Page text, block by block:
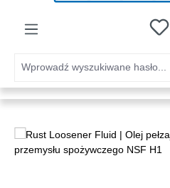
Pomiń galerię zdjęć